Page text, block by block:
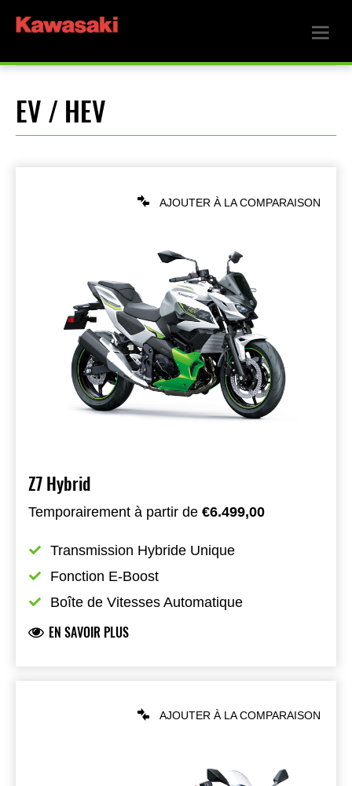
EV / HEV
AJOUTER À LA COMPARAISON
Z7 Hybrid
Temporairement à partir de €6.499,00
Transmission Hybride Unique
Fonction E-Boost
Boîte de Vitesses Automatique
EN SAVOIR PLUS
AJOUTER À LA COMPARAISON